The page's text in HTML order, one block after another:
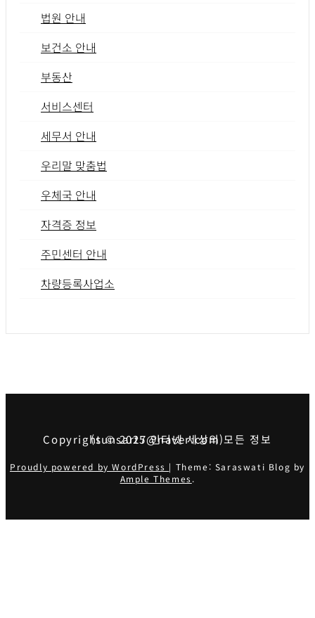
법원 안내
보건소 안내
부동산
서비스센터
세무서 안내
우리말 맞춤법
우체국 안내
자격증 정보
주민센터 안내
차량등록사업소
Copyright © 2025 인터넷 세상의 모든 정보 (sunsart7@naver.com)
Proudly powered by WordPress | Theme: Saraswati Blog by
Ample Themes.